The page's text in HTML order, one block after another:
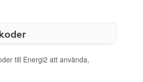
till Energi2 att använda,